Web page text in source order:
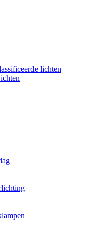
lichten